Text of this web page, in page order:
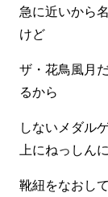
急に近いから
けど
ザ・花鳥風月
るから
しないメダル
上にねっしんに
靴紐をなおし